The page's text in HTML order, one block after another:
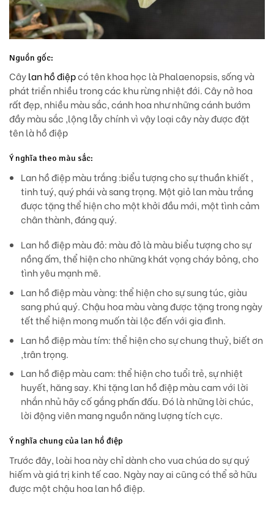
Nguồn gốc:
Câylan hồ điệpcó tên khoa học là Phalaenopsis, sống và
phát triển nhiều trong các khu rừng nhiệt đới. Cây nở hoa
rất đẹp, nhiều màu sắc, cánh hoa như những cánh bướm
đầy màu sắc ,lộng lẫy chính vì vậy loại cây này được đặt
tên là hồ điệp
Ý nghĩa theo màu sắc:
Lan hồ điệp màu trắng :biểu tượng cho sự thuần khiết ,
tinh tuý, quý phái và sang trọng. Một giỏ lan màu trắng
được tặng thể hiện cho một khởi đầu mới, một tình cảm
chân thành, đáng quý.
Lan hồ điệp màu đỏ: màu đỏ là màu biểu tượng cho sự
nồng ấm, thể hiện cho những khát vọng cháy bỏng, cho
tình yêu mạnh mẽ.
Lan hồ điệp màu vàng: thể hiện cho sự sung túc, giàu
sang phú quý. Chậu hoa màu vàng được tặng trong ngày
tết thể hiện mong muốn tài lộc đến với gia đình.
Lan hồ điệp màu tím: thể hiện cho sự chung thuỷ, biết ơn
,trân trọng.
Lan hồ điệp màu cam: thể hiện cho tuổi trẻ, sự nhiệt
huyết, hăng say. Khi tặng lan hồ điệp màu cam với lời
nhắn nhủ hãy cố gắng phấn đấu. Đó là những lời chúc,
lời động viên mang nguồn năng lượng tích cực.
Ý nghĩa chung của lan hồ điệp
Trước đây, loài hoa này chỉ dành cho vua chúa do sự quý
hiếm và giá trị kinh tế cao. Ngày nay ai cũng có thể sở hữu
được một chậu hoa lan hồ điệp.